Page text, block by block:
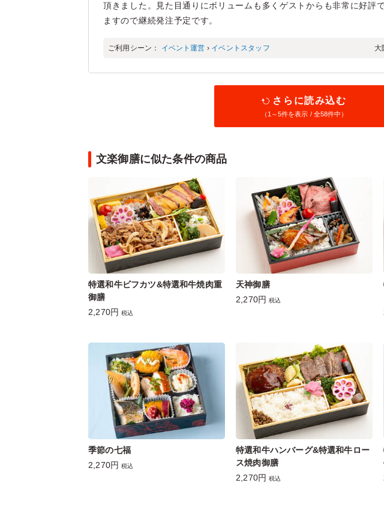
頂きました。見た目通りにボリュームも多くゲストからも非常に好評
ますので継続発注予定です。
ご利用シーン： イベント運営 › イベントスタッフ 大
さらに読み込む
（1～5件を表示 / 全58件中）
文楽御膳に似た条件の商品
特選和牛ビフカツ&特選和牛焼肉重
御膳
2,270円 税込
天神御膳
2,270円 税込
季節の七福
2,270円 税込
特選和牛ハンバーグ&特選和牛ロー
ス焼肉御膳
2,270円 税込